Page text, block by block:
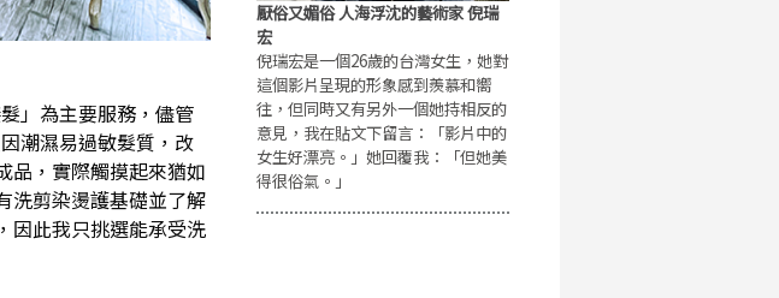
」為主要服務，儘管
潮濕易過敏髮質，改
品，實際觸摸起來猶如
洗剪染燙護基礎並了解
因此我只挑選能承受洗
厭俗又媚俗 人海浮沈的藝術家 倪瑞
宏
倪瑞宏是一個26歲的台灣女生，她對
這個影片呈現的形象感到羨慕和嚮
往，但同時又有另外一個她持相反的
意見，我在貼文下留言：「影片中的
女生好漂亮。」她回覆我：「但她美
得很俗氣。」